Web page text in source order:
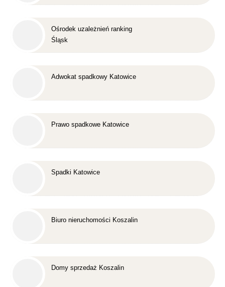
Ośrodek uzależnień ranking
Śląsk
Adwokat spadkowy Katowice
Prawo spadkowe Katowice
Spadki Katowice
Biuro nieruchomości Koszalin
Domy sprzedaż Koszalin